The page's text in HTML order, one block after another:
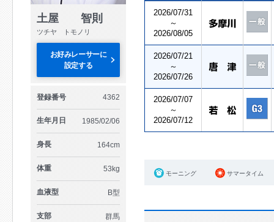
土屋 智則
ツチヤ トモノリ
お好みレーサーに
設定する
登録番号 4362
生年月日 1985/02/06
身長 164cm
体重 53kg
血液型 B型
支部 群馬
2026/07/31
～
2026/08/05
2026/07/21
～
2026/07/26
2026/07/07
～
2026/07/12
モーニング サマータイム